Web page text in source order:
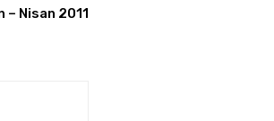
– Nisan 2011